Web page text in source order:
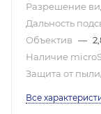
Разрешение
Дальность
Объектив —
Наличие
Защита от
Все